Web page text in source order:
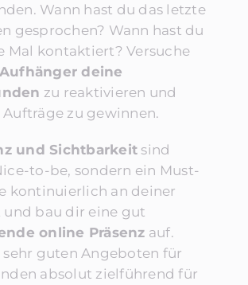
Wann hast du das letzte
gesprochen? Wann hast du
Mal kontaktiert? Versuche
deine
zu reaktivieren und
Aufträge zu gewinnen.
und Sichtbarkeit sind
to-be, sondern ein Must-
kontinuierlich an deiner
bau dir eine gut
online Präsenz auf.
sehr guten Angeboten für
absolut zielführend für